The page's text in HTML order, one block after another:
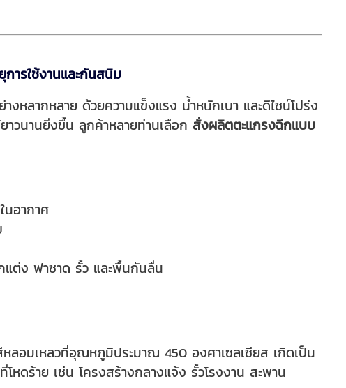
ารใช้งานและกันสนิม
งหลากหลาย ด้วยความแข็งแรง น้ำหนักเบา และดีไซน์โปร่ง
วนานยิ่งขึ้น ลูกค้าหลายท่านเลือก สั่งผลิตตะแกรงฉีกแบบ
นอากาศ
แต่ง ฟาซาด รั้ว และพื้นกันลื่น
ลอมเหลวที่อุณหภูมิประมาณ 450 องศาเซลเซียส เกิดเป็น
ดร้าย เช่น โครงสร้างกลางแจ้ง รั้วโรงงาน สะพาน